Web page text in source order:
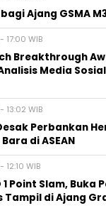
Ajang GSMA
WIB
Breakthrough
Media
WIB
Perbankan
di ASEAN
WIB
Point Slam, Buka
Tampil di Ajang